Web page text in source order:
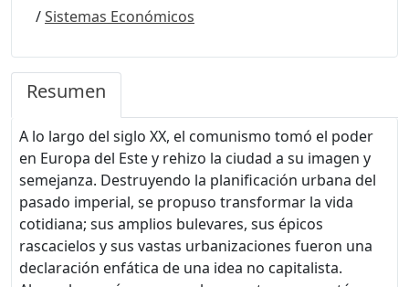
/Sistemas Económicos
Resumen
A lo largo del siglo XX, el comunismo tomó el poder
en Europa del Este y rehizo la ciudad a su imagen y
semejanza. Destruyendo la planificación urbana del
pasado imperial, se propuso transformar la vida
cotidiana; sus amplios bulevares, sus épicos
rascacielos y sus vastas urbanizaciones fueron una
declaración enfática de una idea no capitalista.